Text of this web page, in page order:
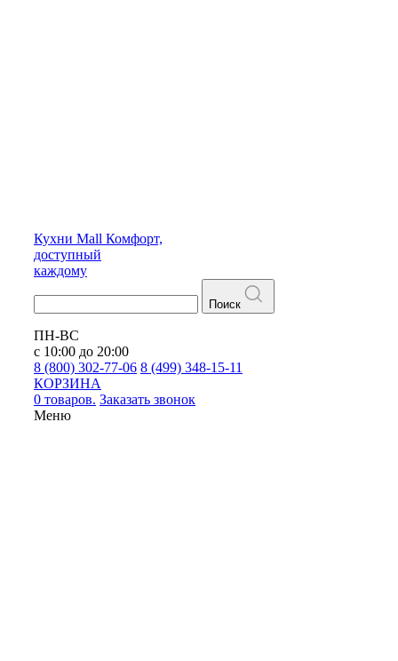
Кухни Mall Комфорт,
доступный
каждому
Поиск
ПН-ВС
с 10:00 до 20:00
8 (800) 302-77-06 8 (499) 348-15-11
КОРЗИНА
0 товаров. Заказать звонок
Меню